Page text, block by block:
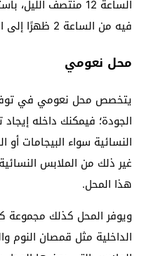
الساعة 12 منتصف
فيه من الساعة 2 ظهرًا إلى الساعة 12 منتصف الليل.
محل نعومي
يتخصص محل نعومي في
الجودة؛ فيمكنك داخله
النسائية سواء البيجامات أو
غير ذلك من الملابس
هذا المحل.
ويوفر المحل كذلك مجموعة
الداخلية مثل قمصان النوم